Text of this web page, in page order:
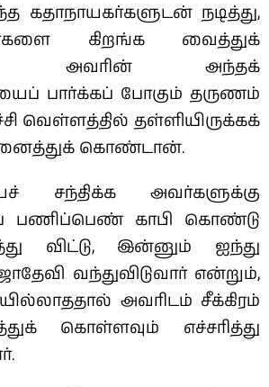
கதாநாயகர்களுடன் நடித்து,
கிறங்க வைத்துக்
அவரின் அந்தக்
பார்க்கப் போகும் தருணம்
வெள்ளத்தில் தள்ளியிருக்கக்
கொண்டான்.
சந்திக்க‌ அவர்களுக்கு
பணிப்பெண் காபி கொண்டு
விட்டு, இன்னும் ஐந்து
வந்துவிடுவார் என்றும்,
அவரிடம் சீக்கிரம்
கொள்ளவும் எச்சரித்து